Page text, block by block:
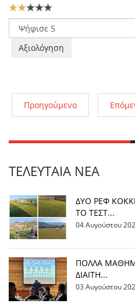
Αξιολόγηση
Χρήστη:2/5
Παρακαλώ
αξιολογήστε
Προηγούμενο
ΤΕΛΕΥΤΑΊΑ ΝΈΑ
ΔΥΟ ΡΕΦ
ΤΟ ΤΕΣΤ...
04 Αυγούστου
ΠΟΛΛΑ
ΔΙΑΙΤΗ...
03 Αυγούστου